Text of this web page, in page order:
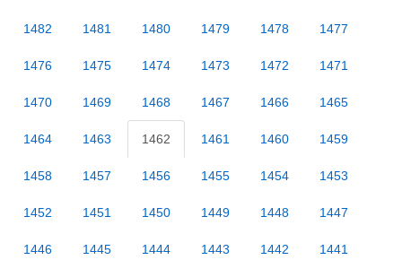
1482 1481 1480 1479 1478 1477
1476 1475 1474 1473 1472 1471
1470 1469 1468 1467 1466 1465
1464 1463 1462 1461 1460 1459
1458 1457 1456 1455 1454 1453
1452 1451 1450 1449 1448 1447
1446 1445 1444 1443 1442 1441